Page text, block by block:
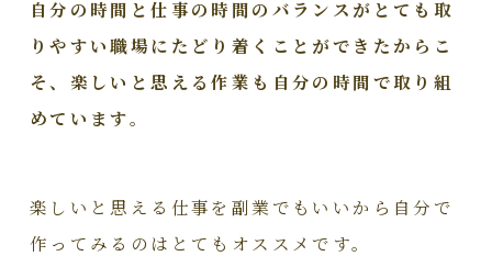
自分の時間と仕事の時間のバランスがとても取
りやすい職場にたどり着くことができたからこ
そ、楽しいと思える作業も自分の時間で取り組
めています。
楽しいと思える仕事を副業でもいいから自分で
作ってみるのはとてもオススメです。